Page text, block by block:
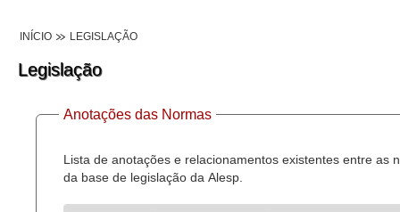
Dados Abertos Alesp
Lei de Acesso à Informação
Dados Governamentais Abertos
Planejamento
INÍCIO LEGISLAÇÃO
Legislação
Anotações das Normas
Lista de anotações e relacionamentos existentes entre as
da base de legislação da Alesp.